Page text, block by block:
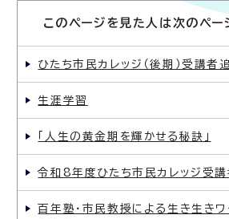
このページを見た人は次のペー
ひたち市民カレッジ（後期）受講者
生涯学習
「人生の黄金期を輝かせる秘訣」
令和8年度ひたち市民カレッジ受講
百年塾・市民教授による生き生き